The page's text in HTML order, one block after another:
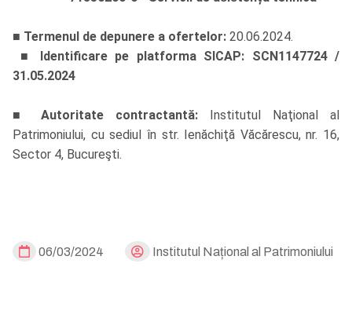
■ Termenul de depunere a ofertelor: 20.06.2024.
■ Identificare pe platforma SICAP: SCN1147724 /
31.05.2024
■ Autoritate contractantă: Institutul Naţional al
Patrimoniului, cu sediul în str. Ienăchiţă Văcărescu, nr. 16,
Sector 4, Bucureşti.
06/03/2024 Institutul Național al Patrimoniului